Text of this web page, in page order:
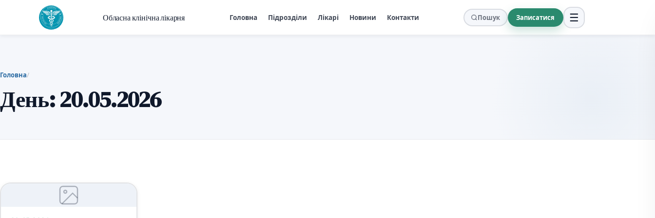
Обласна клінічна лікарня Головна Підрозділи Лікарі Новини Контакти Пошук Записатися ☰
Головна/
День:20.05.2026